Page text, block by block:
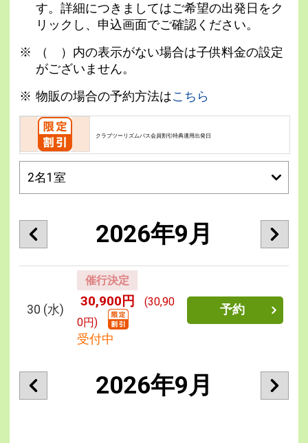
す。詳細につきましてはご希望の出発日をク
リックし、申込画面でご確認ください。
（ ）内の表示がない場合は子供料金の設定
がございません。
物販の場合の予約方法はこちら
クラブツーリズムパス会員割引特典適用出発日
2026年9月
30 (水)
催行決定
30,900円
(30,90
0円)
受付中
予約
2026年9月